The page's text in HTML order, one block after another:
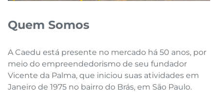
Quem Somos
A Caedu está presente no mercado há 50 anos, por
meio do empreendedorismo de seu fundador
Vicente da Palma, que iniciou suas atividades em
Janeiro de 1975 no bairro do Brás, em São Paulo.